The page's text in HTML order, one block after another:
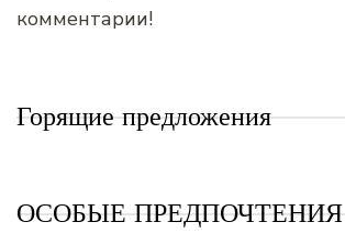
комментарии!
Горящие предложения
ОСОБЫЕ ПРЕДПОЧТЕНИЯ